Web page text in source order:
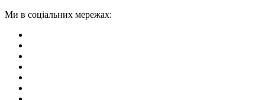
Ми в соціальних мережах: